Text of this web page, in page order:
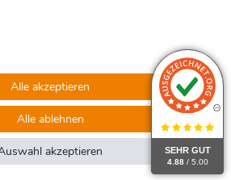
SEHR GUT
4.88 / 5.00
AGB
Vertrag widerrufen Kontakt
Alle akzeptieren
Alle ablehnen
akzeptieren